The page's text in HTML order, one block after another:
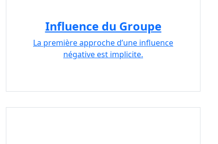
Influence du Groupe
La première approche d’une influence
négative est implicite.